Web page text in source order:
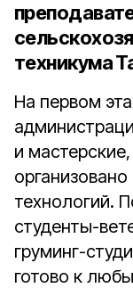
техникума
На первом
и
технологий.
студенты-
груминг-
готово к